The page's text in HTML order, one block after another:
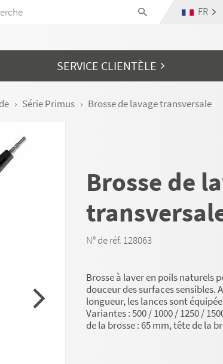
FR
SERVICE CLIENTÈLE
Série Primus Brosse de lavage transversale
Brosse de
N° de réf. 128063
Brosse à laver en poils naturels
douceur des surfaces sensibles.
longueur, les lances sont
Variantes : 500 / 1000 / 1250 /
de la brosse : 65 mm, tête de la